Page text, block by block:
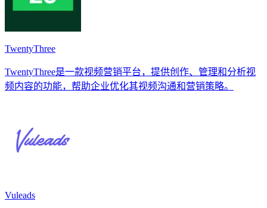
TwentyThree
TwentyThree是一款视频营销平台，提供创作、管理和分析视
频内容的功能，帮助企业优化其视频沟通和营销策略。
Vuleads